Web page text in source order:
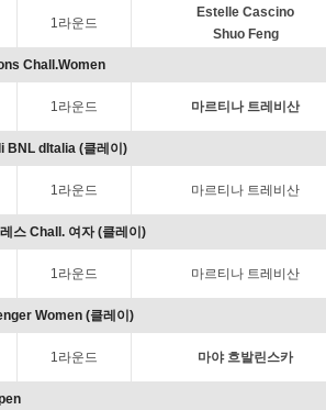
1라운드
Estelle Cascino
Shuo Feng
Chall.Women
1라운드 마르티나 트레비산
BNL dItalia (클레이)
1라운드 마르티나 트레비산
스 Chall. 여자 (클레이)
1라운드 마르티나 트레비산
Women (클레이)
1라운드 마야 흐발린스카